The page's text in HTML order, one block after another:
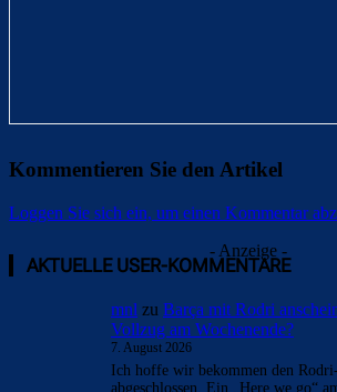
Kommentieren Sie den Artikel
Loggen Sie sich ein, um einen Kommentar
- Anzeige -
AKTUELLE USER-KOMMENTARE
mnl zu Barça mit Rodri
Vollzug am Wochenende?
7. August 2026
Ich hoffe wir bekommen den
abgeschlossen. Ein „Here we go“